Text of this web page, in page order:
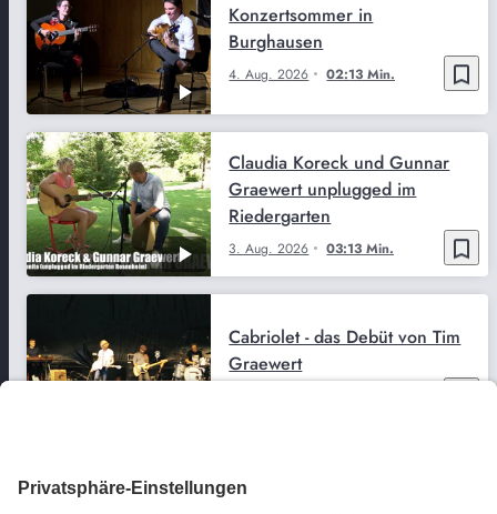
bookmark_border
4. Aug. 2026 02:13 Min.
Konzertsommer in
Burghausen
bookmark_border
3. Aug. 2026 03:13 Min.
Claudia Koreck und Gunnar
Graewert unplugged im
Riedergarten
Cabriolet - das Debüt von Tim
Graewert
Claudia Koreck und Gunnar